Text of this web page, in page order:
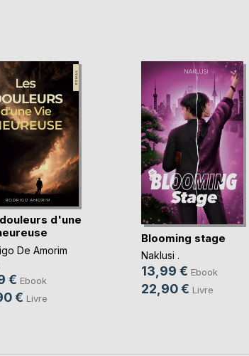
d'une
De Amorim
€ Ebook
€ Livre
Blooming stage
Naklusi .
13,99 € Ebook
22,90 € Livre